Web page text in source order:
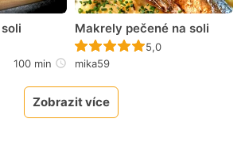
ještě nebyl hodnocen
100 min
Makrely pečené na soli
Recept ještě nebyl
5,0
mika59
Zobrazit více